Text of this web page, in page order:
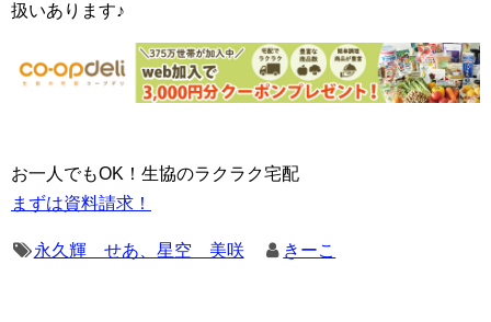
扱いあります♪
お一人でもOK！生協のラクラク宅配
まずは資料請求！
永久輝 せあ、星空 美咲 きーこ